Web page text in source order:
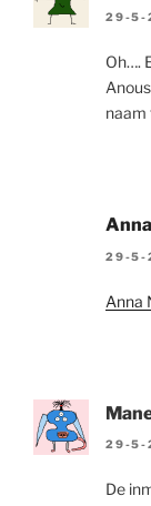
29-5-
Oh….
naam
29-5-
Anna
29-5-
De